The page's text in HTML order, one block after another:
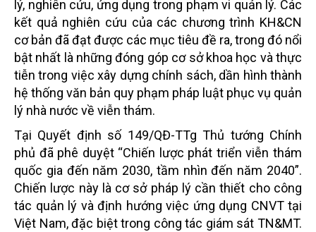
lý, nghiên cứu, ứng dụng trong phạm vi quản lý. Các
kết quả nghiên cứu của các chương trình KH&CN
cơ bản đã đạt được các mục tiêu đề ra, trong đó nổi
bật nhất là những đóng góp cơ sở khoa học và thực
tiễn trong việc xây dựng chính sách, dần hình thành
hệ thống văn bản quy phạm pháp luật phục vụ quản
lý nhà nước về viễn thám.
Tại Quyết định số 149/QĐ-TTg Thủ tướng Chính
phủ đã phê duyệt “Chiến lược phát triển viễn thám
quốc gia đến năm 2030, tầm nhìn đến năm 2040”.
Chiến lược này là cơ sở pháp lý cần thiết cho công
tác quản lý và định hướng việc ứng dụng CNVT tại
Việt Nam, đặc biệt trong công tác giám sát TN&MT.